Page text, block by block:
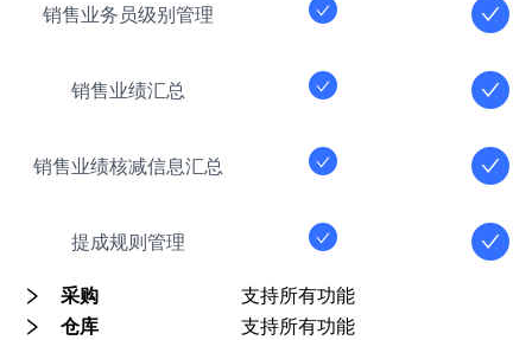
销售业务员级别管理
销售业绩汇总
销售业绩核减信息汇总
提成规则管理
采购
支持所有功能
仓库
支持所有功能